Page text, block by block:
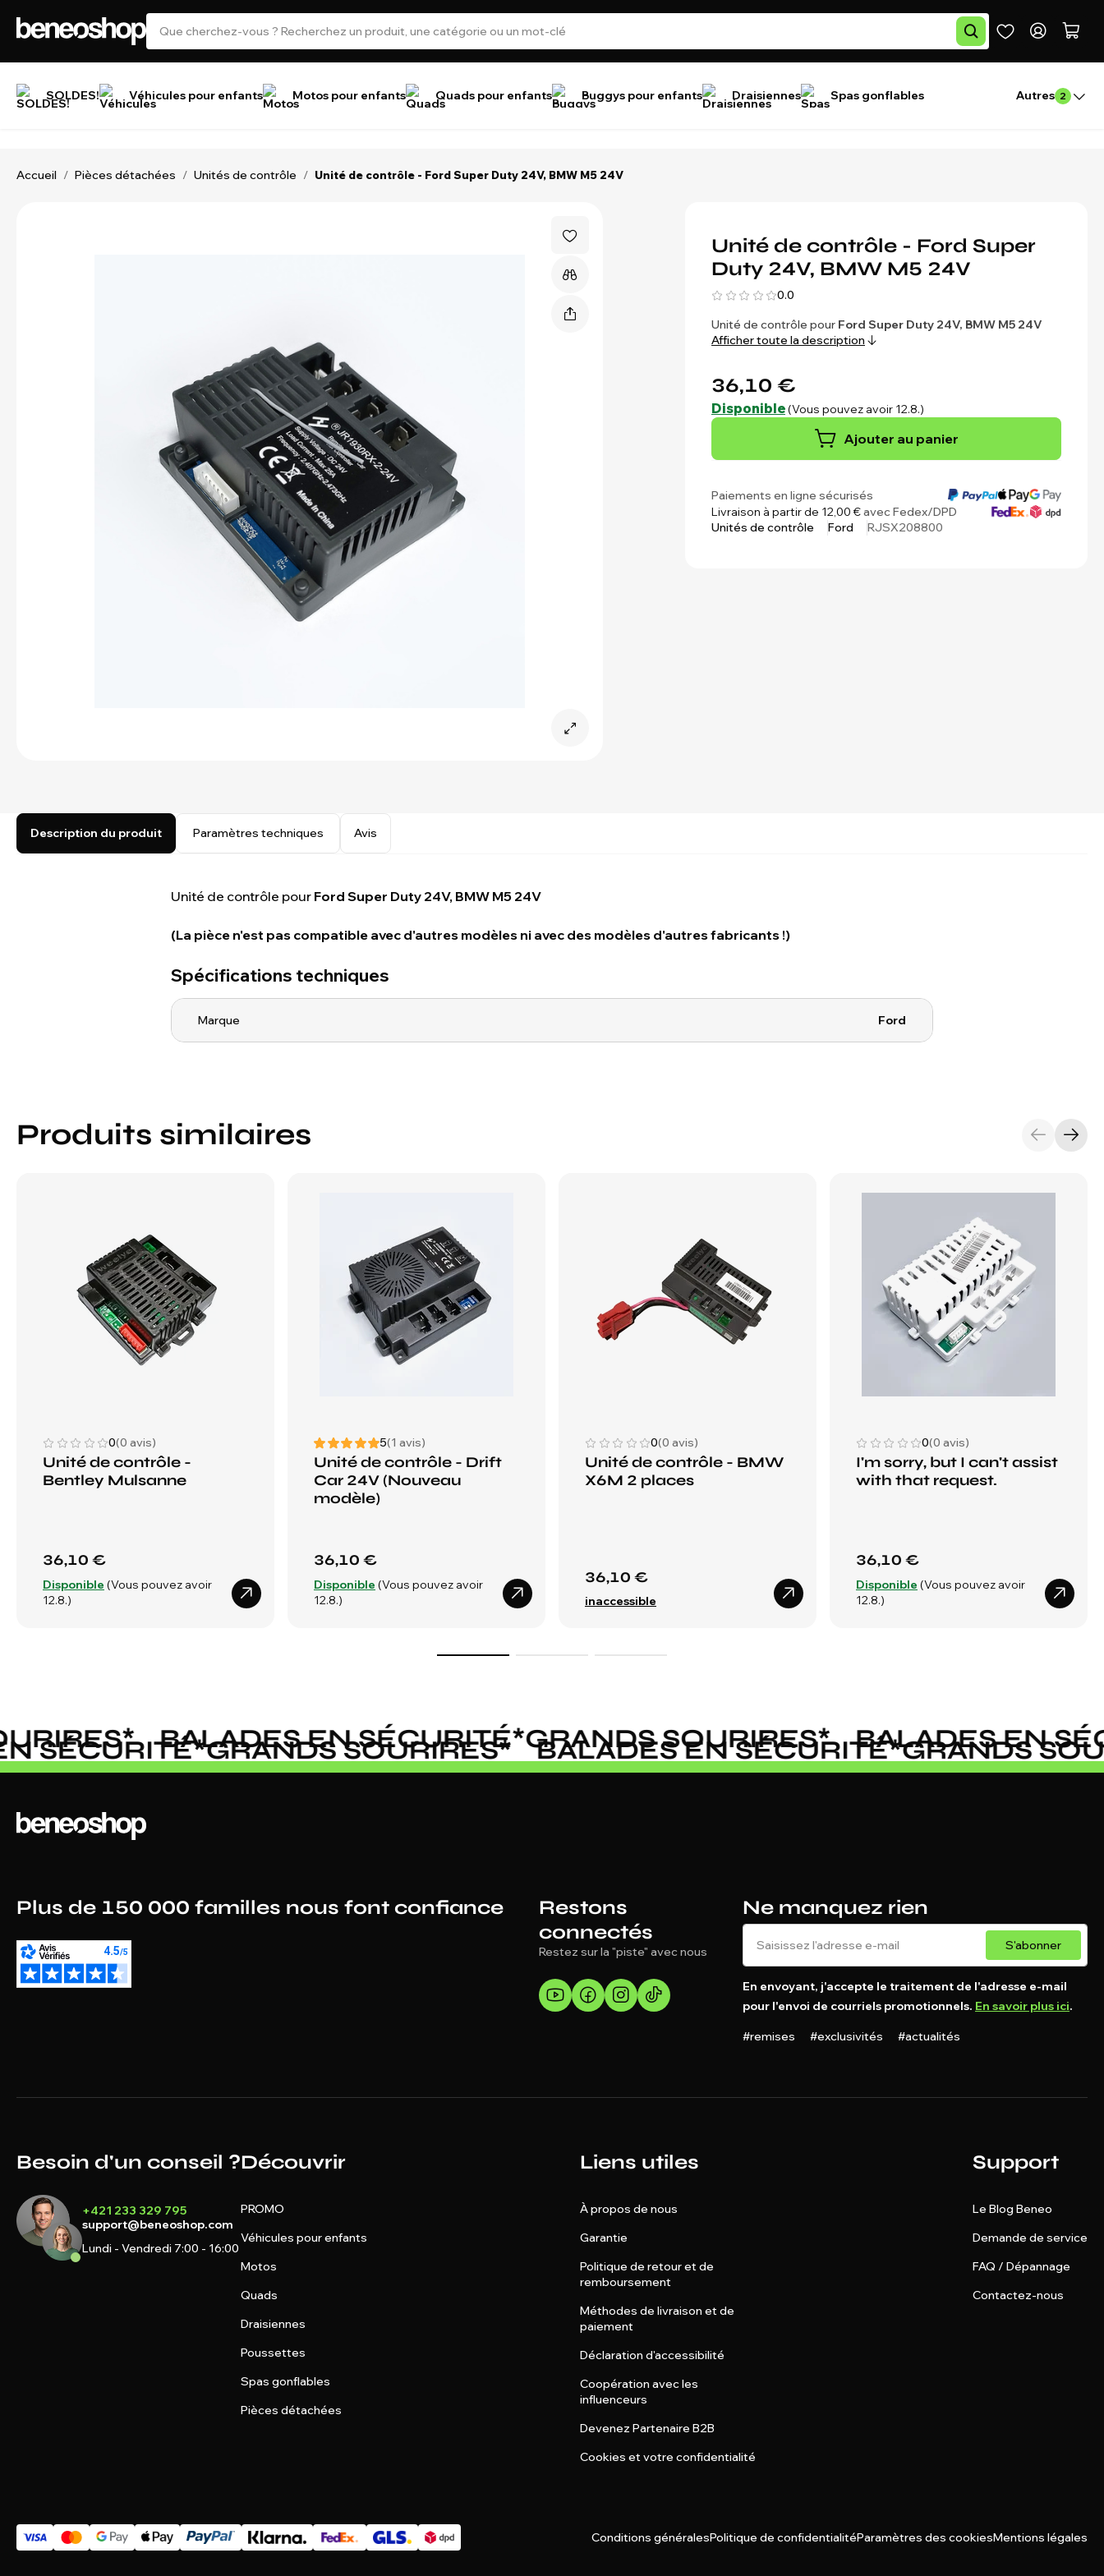
SOLDES! Véhicules pour enfants Motos pour enfants Quads pour enfants Buggys pour enfants Draisiennes Spas gonflables Autres 2
Accueil / Pièces détachées / Unités de contrôle / Unité de contrôle - Ford Super Duty 24V, BMW M5 24V
Unité de contrôle - Ford Super
Duty 24V, BMW M5 24V
0.0
Unité de contrôle pour Ford Super Duty 24V, BMW M5 24V
Afficher toute la description
36,10 €
Disponible(Vous pouvez avoir 12.8.)
Ajouter au panier
Paiements en ligne sécurisés
Livraison à partir de 12,00 €avec Fedex/DPD
Unités de contrôle
Ford RJSX208800
Description du produit Paramètres techniques Avis
Unité de contrôle pour Ford Super Duty 24V, BMW M5 24V
(La pièce n'est pas compatible avec d'autres modèles ni avec des modèles d'autres fabricants !)
Spécifications techniques
Marque Ford
Produits similaires
0(0 avis)
Unité de contrôle -
Bentley Mulsanne
36,10 €
Disponible (Vous pouvez avoir
12.8.)
5(1 avis)
Unité de contrôle - Drift
Car 24V (Nouveau
modèle)
36,10 €
Disponible (Vous pouvez avoir
12.8.)
0(0 avis)
Unité de contrôle - BMW
X6M 2 places
36,10 €
inaccessible
0(0 avis)
I'm sorry, but I can't assist
with that request.
36,10 €
Disponible (Vous pouvez avoir
12.8.)
* BALADES EN SÉCURITÉ*GRANDS SOURIRES* BALADES EN
EN SÉCURITÉ*GRANDS SOURIRES* BALADES EN SÉCURITÉ*GRANDS
Plus de 150 000 familles nous font confiance
Restons
connectés
Restez sur la "piste" avec nous
Ne manquez rien
S'abonner
En envoyant, j'accepte le traitement de l'adresse e-mail
pour l'envoi de courriels promotionnels. En savoir plus ici.
#remises #exclusivités #actualités
Besoin d'un conseil ?
+421 233 329 795
support@beneoshop.com
Lundi - Vendredi 7:00 - 16:00
Découvrir
PROMO
Véhicules pour enfants
Motos
Quads
Draisiennes
Poussettes
Spas gonflables
Pièces détachées
Liens utiles
À propos de nous
Garantie
Politique de retour et de
remboursement
Méthodes de livraison et de
paiement
Déclaration d'accessibilité
Coopération avec les
influenceurs
Devenez Partenaire B2B
Cookies et votre confidentialité
Support
Le Blog Beneo
Demande de service
FAQ / Dépannage
Contactez-nous
Conditions généralesPolitique de confidentialitéParamètres des cookiesMentions légales